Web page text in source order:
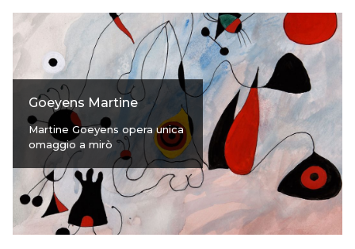
Goeyens Martine
Martine Goeyens opera unica
omaggio a mirò